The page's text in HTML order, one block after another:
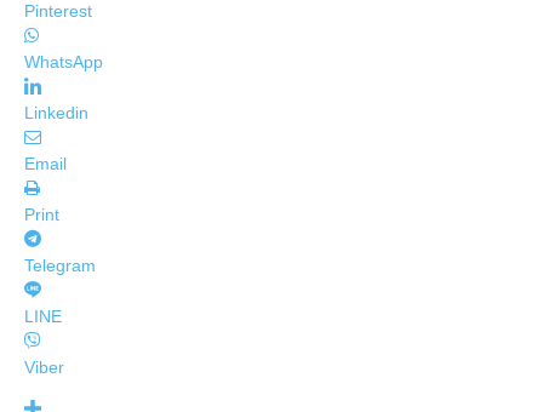
Pinterest
WhatsApp
Linkedin
Email
Print
Telegram
LINE
Viber